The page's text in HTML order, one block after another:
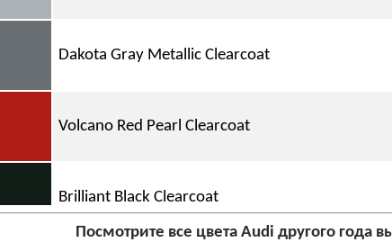
Dakota Gray Metallic Clearcoat
Volcano Red Pearl Clearcoat
Brilliant Black Clearcoat
Посмотрите все цвета Audi другого года